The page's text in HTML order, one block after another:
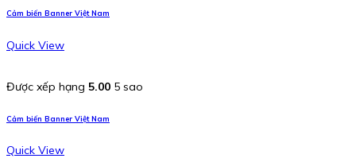
Cảm biến Banner Việt Nam
Quick View
Được xếp hạng 5.00 5 sao
Cảm biến Banner Việt Nam
Quick View